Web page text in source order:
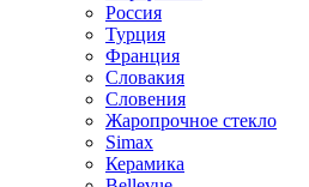
Россия
Турция
Франция
Словакия
Словения
Жаропрочное стекло
Simax
Керамика